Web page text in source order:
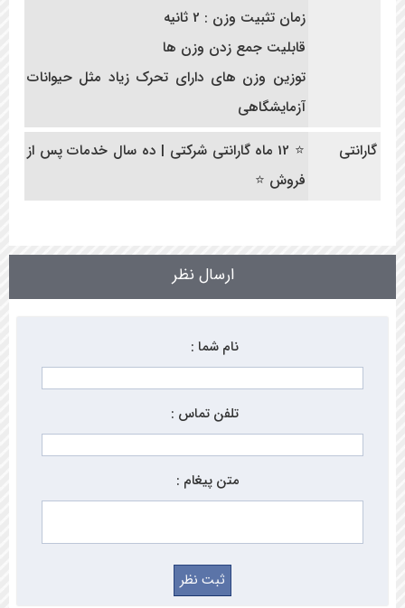
زمان تثبیت وزن : 2 ثانیه
قابلیت جمع زدن وزن ها
توزین وزن های دارای تحرک زیاد مثل حیوانات
آزمایشگاهی
گارانتی
⭐ 12 ماه گارانتی شرکتی | ده سال خدمات پس از
فروش ⭐
ارسال نظر
نام شما :
تلفن تماس :
متن پیغام :